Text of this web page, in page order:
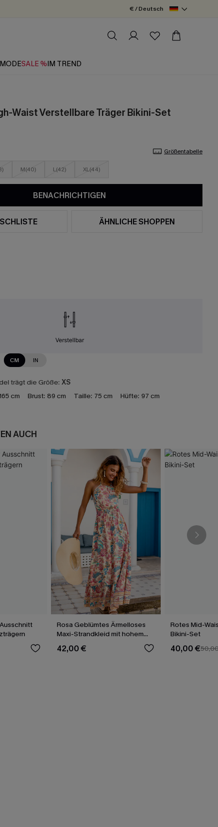
€ / Deutsch
SALE %IM TREND
Waist Verstellbare Träger Bikini-Set
Größentabelle
M(40) L(42) XL(44)
BENACHRICHTIGEN
ÄHNLICHE SHOPPEN
Verstellbar
CM IN
trägt die Größe: XS
cm Brust: 89 cm Taille: 75 cm Hüfte: 97 cm
AUCH
Rosa Geblümtes Ärmelloses
Maxi-Strandkleid mit hohem
Ausschnitt
42,00 €
Rotes Mid-
Bikini-Set
40,00 €